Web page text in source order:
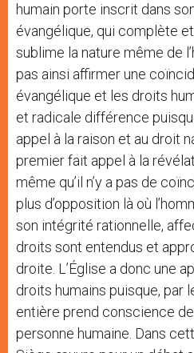
humain porte inscrit dans
évangélique, qui complète
sublime la nature même de
pas ainsi affirmer une
évangélique et les droits
et radicale différence
appel à la raison et au droit
premier fait appel à la
même qu’il n’y a pas de
plus d’opposition là où
son intégrité rationnelle,
droits sont entendus et
droite. L’Église a donc une
droits humains puisque, par
entière prend conscience
personne humaine. Dans